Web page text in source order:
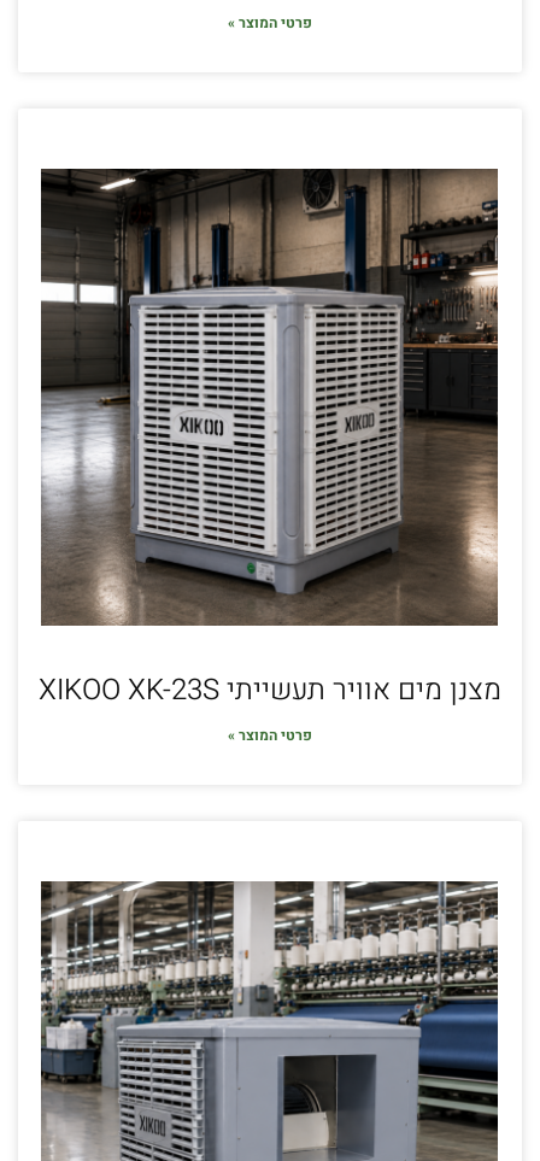
פרטי המוצר »
מצנן מים אוויר תעשייתי XIKOO XK-23S
פרטי המוצר »